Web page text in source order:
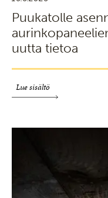
Puukatolle
uutta tietoa
Lue sisältö